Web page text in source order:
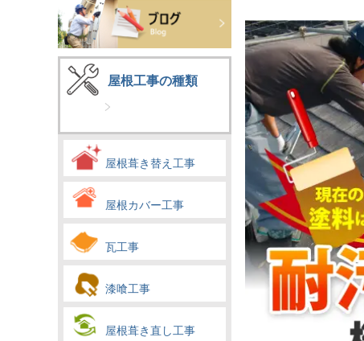
屋根工事の種類
屋根葺き替え工事
屋根カバー工事
瓦工事
漆喰工事
屋根葺き直し工事